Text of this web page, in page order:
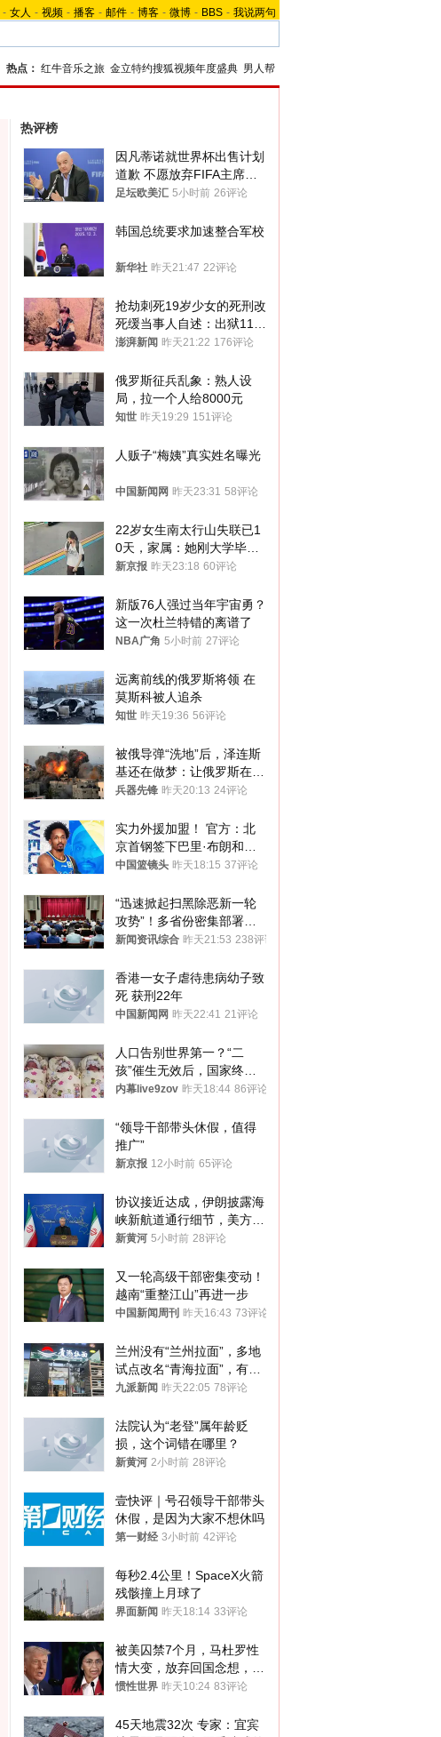
- 女人 - 视频 - 播客 - 邮件 - 博客 - 微博 - BBS - 我说两句
热点： 红牛音乐之旅 金立特约搜狐视频年度盛典 男人帮
热评榜
因凡蒂诺就世界杯出售计划
道歉 不愿放弃FIFA主席职
位
足坛欧美汇 5小时前 26评论
韩国总统要求加速整合军校
新华社 昨天21:47 22评论
抢劫刺死19岁少女的死刑改
死缓当事人自述：出狱11年
间始终刻意躲避被害人家属
澎湃新闻 昨天21:22 176评论
俄罗斯征兵乱象：熟人设
局，拉一个人给8000元
知世 昨天19:29 151评论
人贩子“梅姨”真实姓名曝光
中国新闻网 昨天23:31 58评论
22岁女生南太行山失联已1
0天，家属：她刚大学毕业
想到山里旅行
新京报 昨天23:18 60评论
新版76人强过当年宇宙勇？
这一次杜兰特错的离谱了
NBA广角 5小时前 27评论
远离前线的俄罗斯将领 在
莫斯科被人追杀
知世 昨天19:36 56评论
被俄导弹“洗地”后，泽连斯
基还在做梦：让俄罗斯在冬
季前求和？
兵器先锋 昨天20:13 24评论
实力外援加盟！ 官方：北
京首钢签下巴里·布朗和桑
普森
中国篮镜头 昨天18:15 37评论
“迅速掀起扫黑除恶新一轮
攻势”！多省份密集部署，
公布举报方式
新闻资讯综合 昨天21:53 238评论
香港一女子虐待患病幼子致
死 获刑22年
中国新闻网 昨天22:41 21评论
人口告别世界第一？“二
孩”催生无效后，国家终于
向住房出手了！
内幕live9zov 昨天18:44 86评论
“领导干部带头休假，值得
推广”
新京报 12小时前 65评论
协议接近达成，伊朗披露海
峡新航道通行细节，美方再
提“倒计时”
新黄河 5小时前 28评论
又一轮高级干部密集变动！
越南“重整江山”再进一步
中国新闻周刊 昨天16:43 73评论
兰州没有“兰州拉面”，多地
试点改名“青海拉面”，有商
家改名已两年
九派新闻 昨天22:05 78评论
法院认为“老登”属年龄贬
损，这个词错在哪里？
新黄河 2小时前 28评论
壹快评｜号召领导干部带头
休假，是因为大家不想休吗
第一财经 3小时前 42评论
每秒2.4公里！SpaceX火箭
残骸撞上月球了
界面新闻 昨天18:14 33评论
被美囚禁7个月，马杜罗性
情大变，放弃回国念想，最
后嘱托已公开
惯性世界 昨天10:24 83评论
45天地震32次 专家：宜宾